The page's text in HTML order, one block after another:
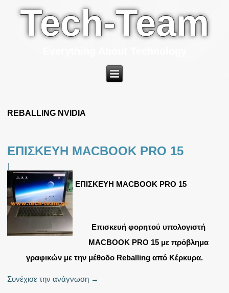
Tech-Team
REBALLING NVIDIA
ΕΠΙΣΚΕΥΗ MACBOOK PRO 15
|
ΕΠΙΣΚΕΥΗ MACBOOK PRO 15
Επισκευή φορητού υπολογιστή
MACBOOK PRO 15 με πρόβλημα
γραφικών με την μέθοδο Reballing από Κέρκυρα.
Συνέχισε την ανάγνωση →